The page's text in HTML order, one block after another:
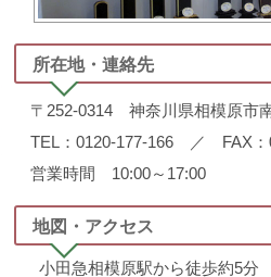
所在地・連絡先
〒252-0314 神奈川県相模原市
TEL：0120-177-166 ／ FAX：
営業時間 10:00～17:00
地図・アクセス
小田急相模原駅から徒歩約5分